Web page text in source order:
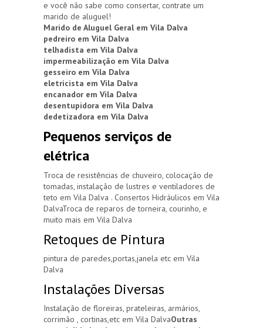
e você não sabe como consertar, contrate um
marido de aluguel!
Marido de Aluguel Geral em Vila Dalva
pedreiro em Vila Dalva
telhadista em Vila Dalva
impermeabilização em Vila Dalva
gesseiro em Vila Dalva
eletricista em Vila Dalva
encanador em Vila Dalva
desentupidora em Vila Dalva
dedetizadora em Vila Dalva
Pequenos serviços de
elétrica
Troca de resistências de chuveiro, colocação de
tomadas, instalação de lustres e ventiladores de
teto em Vila Dalva . Consertos Hidráulicos em Vila
DalvaTroca de reparos de torneira, courinho, e
muito mais em Vila Dalva
Retoques de Pintura
pintura de paredes,portas,janela etc em Vila
Dalva
Instalações Diversas
Instalação de floreiras, prateleiras, armários,
corrimão , cortinas,etc em Vila DalvaOutras